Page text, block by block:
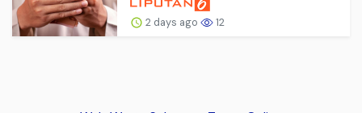
2 days ago 12